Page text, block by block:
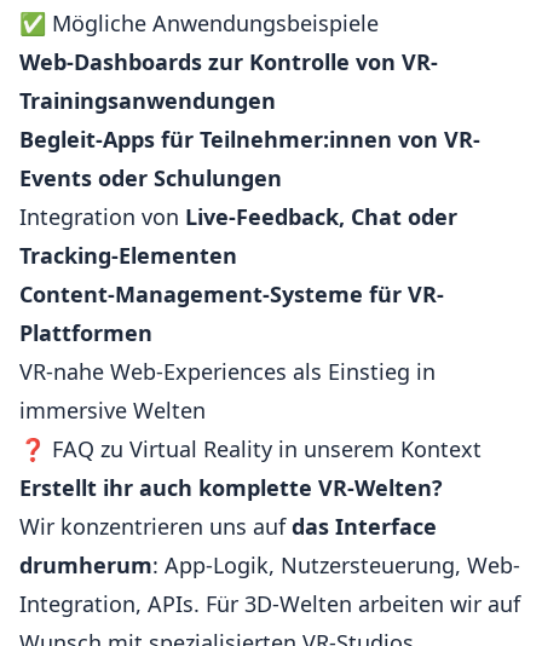
✅ Mögliche Anwendungsbeispiele
Web-Dashboards zur Kontrolle von VR-
Trainingsanwendungen
Begleit-Apps für Teilnehmer:innen von VR-
Events oder Schulungen
Integration von Live-Feedback, Chat oder
Tracking-Elementen
Content-Management-Systeme für VR-
Plattformen
VR-nahe Web-Experiences als Einstieg in
immersive Welten
❓ FAQ zu Virtual Reality in unserem Kontext
Erstellt ihr auch komplette VR-Welten?
Wir konzentrieren uns aufdas Interface
drumherum: App-Logik, Nutzersteuerung, Web-
Integration, APIs. Für 3D-Welten arbeiten wir auf